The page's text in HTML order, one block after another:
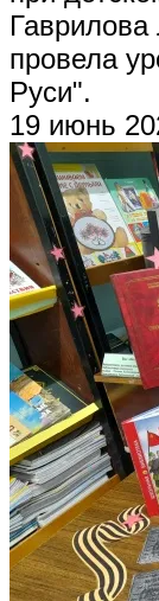
провела
Руси".
19 июнь